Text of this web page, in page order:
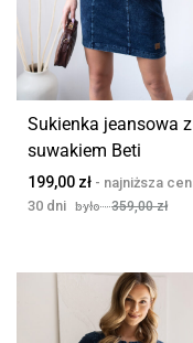
Sukienka jeansowa z
suwakiem Beti
199,00 zł
359,00zł